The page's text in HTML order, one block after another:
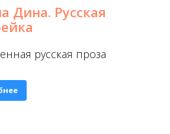
Дина. Русская
русская проза